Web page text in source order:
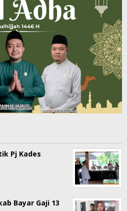
Pj Kades
Bayar Gaji 13